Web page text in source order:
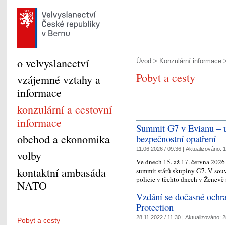
Úvod > Konzulární informace
Pobyt a cesty
Summit G7 v Evianu –
bezpečnostní opatření
11.06.2026 / 09:36 | Aktualizováno:
Ve dnech 15. až 17. června
summit států skupiny G7. V
policie v těchto dnech v
Vzdání se dočasné
Protection
28.11.2022 / 11:30 | Aktualizováno:
o velvyslanectví
vzájemné vztahy a
informace
konzulární a cestovní
informace
obchod a ekonomika
volby
kontaktní ambasáda
NATO
Pobyt a cesty